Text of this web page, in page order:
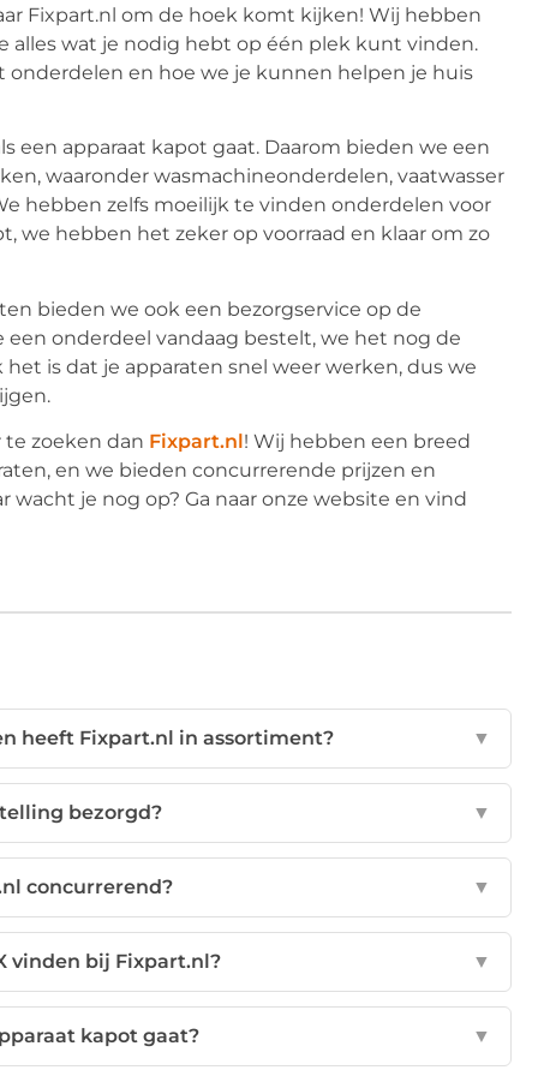
Fixpart.nl om de hoek komt kijken! Wij hebben
alles wat je nodig hebt op één plek kunt vinden.
onderdelen en hoe we je kunnen helpen je huis
een apparaat kapot gaat. Daarom bieden we een
waaronder wasmachineonderdelen, vaatwasser
hebben zelfs moeilijk te vinden onderdelen voor
we hebben het zeker op voorraad en klaar om zo
bieden we ook een bezorgservice op de
onderdeel vandaag bestelt, we het nog de
is dat je apparaten snel weer werken, dus we
te zoeken dan Fixpart.nl! Wij hebben een breed
en we bieden concurrerende prijzen en
je nog op? Ga naar onze website en vind
heeft Fixpart.nl in assortiment? ▼
bezorgd? ▼
concurrerend? ▼
vinden bij Fixpart.nl? ▼
kapot gaat? ▼